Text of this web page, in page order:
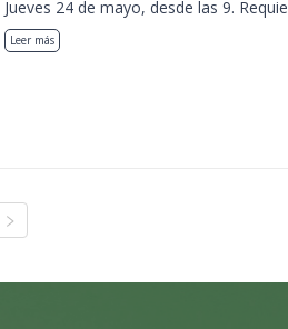
Jueves 24 de mayo, desde las 9.
Leer más